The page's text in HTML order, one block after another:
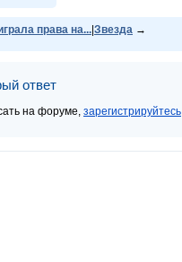
права на... Звезда →
ответ
на форуме, зарегистрируйтесь